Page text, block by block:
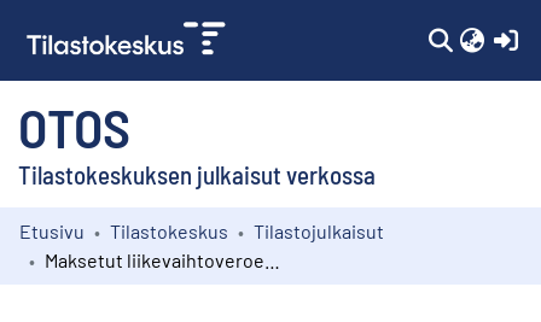
OTOS
Tilastokeskuksen julkaisut verkossa
Kokoelmat
Etusivu Tilastokeskus
Tilastojulkaisut